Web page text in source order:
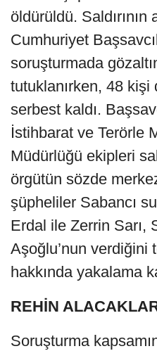
öldürüldü. Saldırının
Cumhuriyet
soruşturmada
tutuklanırken, 48
serbest kaldı.
İstihbarat ve Terörle
Müdürlüğü ekipleri
örgütün sözde
şüpheliler Sabancı
Erdal ile Zerrin Sarı,
Aşoğlu’nun verdiğini
hakkında yakalama
REHİN
Soruşturma